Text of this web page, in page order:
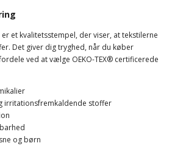
er et kvalitetsstempel, der viser, at tekstilerne
Det giver dig tryghed, når du køber
ved at vælge OEKO-TEX® certificerede
irritationsfremkaldende stoffer
og børn